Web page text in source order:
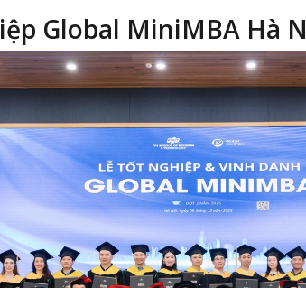
Global MiniMBA Hà